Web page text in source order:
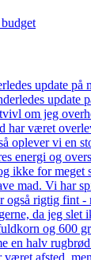
update på